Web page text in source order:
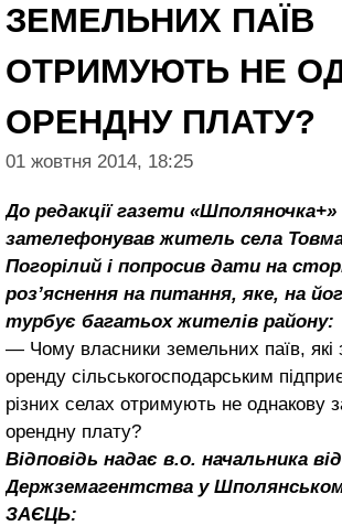
ЗЕМЕЛЬНИХ ПАЇВ
ОТРИМУЮТЬ НЕ
ОРЕНДНУ ПЛАТУ?
01 жовтня 2014, 18:25
До редакції газети «Шполяночка+»
зателефонував житель села
Погорілий і попросив дати на
роз’яснення на питання, яке, на
турбує багатьох жителів району:
— Чому власники земельних паїв, які
оренду сільськогосподарським
різних селах отримують не однакову
орендну плату?
Відповідь надає в.о. начальника
Держземагентства у
ЗАЄЦЬ: